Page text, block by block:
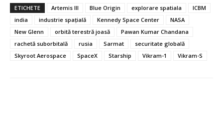
ETICHETE Artemis III Blue Origin explorare spatiala
ICBM
india
industrie spațială Kennedy Space Center
NASA
New Glenn
orbită terestră joasă
Pawan Kumar Chandana
rachetă suborbitală
rusia Sarmat
securitate globală
Skyroot Aerospace
SpaceX Starship Vikram-1 Vikram-S